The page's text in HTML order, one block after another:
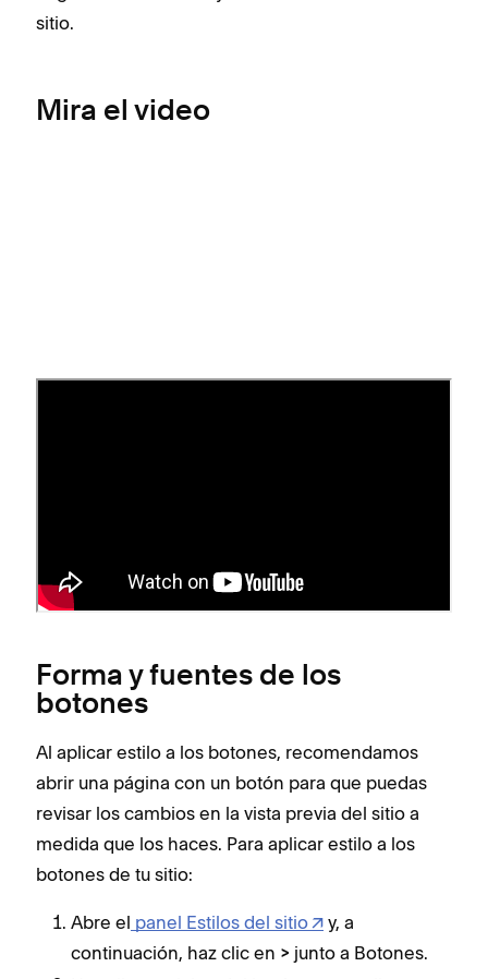
sitio.
Mira el video
estilo a botones en la versión 7.0
Forma y fuentes de los
botones
Al aplicar estilo a los botones, recomendamos
abrir una página con un botón para que puedas
revisar los cambios en la vista previa del sitio a
medida que los haces. Para aplicar estilo a los
botones de tu sitio:
Abre el panel Estilos del sitio
y, a
continuación, haz clic en > junto a Botones.